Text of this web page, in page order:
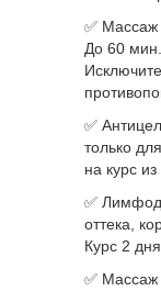
✅ Массаж
До 60
✅
только
на курс
✅
оттека,
Курс 2
✅ Массаж